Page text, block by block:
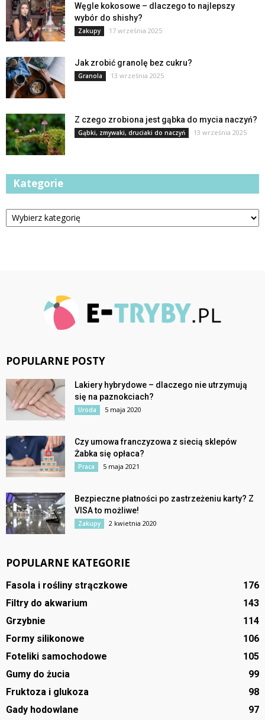
Węgle kokosowe – dlaczego to najlepszy
wybór do shishy?
Zakupy 17 września 2025
Jak zrobić granolę bez cukru?
Granola 13 września 2025
Z czego zrobiona jest gąbka do mycia naczyń?
Gąbki, zmywaki, druciaki do naczyń 13 września 2025
Kategorie
Kategorie
POPULARNE POSTY
Lakiery hybrydowe – dlaczego nie utrzymują
się na paznokciach?
Uroda 5 maja 2020
Czy umowa franczyzowa z siecią sklepów
Żabka się opłaca?
Praca 5 maja 2021
Bezpieczne płatności po zastrzeżeniu karty? Z
VISA to możliwe!
Zakupy 2 kwietnia 2020
POPULARNE KATEGORIE
Fasola i rośliny strączkowe
176
Filtry do akwarium
143
Grzybnie
114
Formy silikonowe
106
Foteliki samochodowe
105
Gumy do żucia
99
Fruktoza i glukoza
98
Gady hodowlane
97